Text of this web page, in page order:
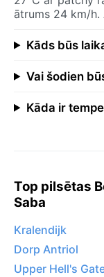
ātrums 24 km/h.
Kāds būs
Vai šodien
Kāda ir
Top pilsētas
Saba
Kralendijk
Dorp Antriol
Upper Hell's